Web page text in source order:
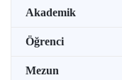
Akademik
Öğrenci
Mezun